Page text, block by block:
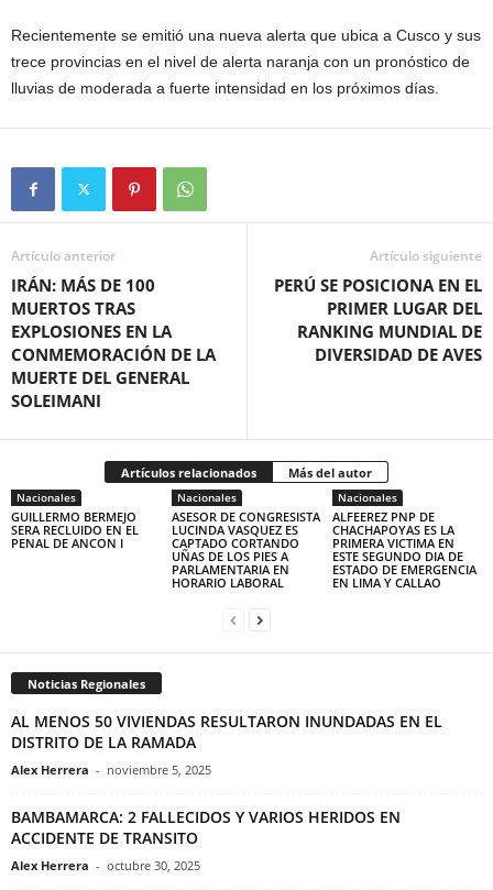
Recientemente se emitió una nueva alerta que ubica a Cusco y sus
trece provincias en el nivel de alerta naranja con un pronóstico de
lluvias de moderada a fuerte intensidad en los próximos días.
Artículo anterior
IRÁN: MÁS DE 100
MUERTOS TRAS
EXPLOSIONES EN LA
CONMEMORACIÓN DE LA
MUERTE DEL GENERAL
SOLEIMANI
Artículo siguiente
PERÚ SE POSICIONA EN EL
PRIMER LUGAR DEL
RANKING MUNDIAL DE
DIVERSIDAD DE AVES
Artículos relacionados Más del autor
Nacionales
GUILLERMO BERMEJO
SERA RECLUIDO EN EL
PENAL DE ANCON I
Nacionales
ASESOR DE CONGRESISTA
LUCINDA VASQUEZ ES
CAPTADO CORTANDO
UÑAS DE LOS PIES A
PARLAMENTARIA EN
HORARIO LABORAL
Nacionales
ALFEEREZ PNP DE
CHACHAPOYAS ES LA
PRIMERA VICTIMA EN
ESTE SEGUNDO DIA DE
ESTADO DE EMERGENCIA
EN LIMA Y CALLAO
Noticias Regionales
AL MENOS 50 VIVIENDAS RESULTARON INUNDADAS EN EL
DISTRITO DE LA RAMADA
Alex Herrera - noviembre 5, 2025
BAMBAMARCA: 2 FALLECIDOS Y VARIOS HERIDOS EN
ACCIDENTE DE TRANSITO
Alex Herrera - octubre 30, 2025